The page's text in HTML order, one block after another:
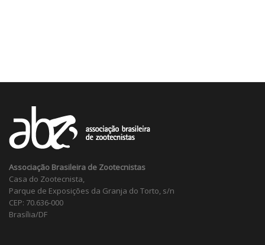
Associação Brasileira de Zootecnistas
Casa do Zootecnista,
Parque de Exposições da Granja do Torto, s/n
CEP: 70.636-000
Brasília/DF